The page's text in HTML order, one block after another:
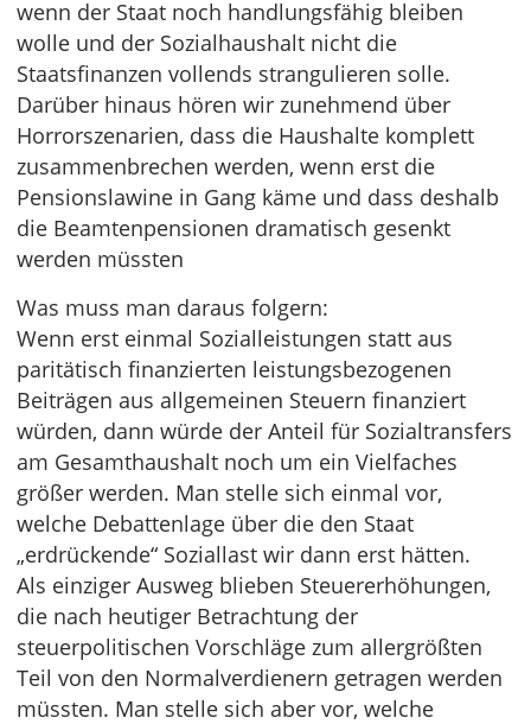
wenn der Staat noch handlungsfähig bleiben
wolle und der Sozialhaushalt nicht die
Staatsfinanzen vollends strangulieren solle.
Darüber hinaus hören wir zunehmend über
Horrorszenarien, dass die Haushalte komplett
zusammenbrechen werden, wenn erst die
Pensionslawine in Gang käme und dass deshalb
die Beamtenpensionen dramatisch gesenkt
werden müssten
Was muss man daraus folgern:
Wenn erst einmal Sozialleistungen statt aus
paritätisch finanzierten leistungsbezogenen
Beiträgen aus allgemeinen Steuern finanziert
würden, dann würde der Anteil für Sozialtransfers
am Gesamthaushalt noch um ein Vielfaches
größer werden. Man stelle sich einmal vor,
welche Debattenlage über die den Staat
„erdrückende“ Soziallast wir dann erst hätten.
Als einziger Ausweg blieben Steuererhöhungen,
die nach heutiger Betrachtung der
steuerpolitischen Vorschläge zum allergrößten
Teil von den Normalverdienern getragen werden
müssten. Man stelle sich aber vor, welche